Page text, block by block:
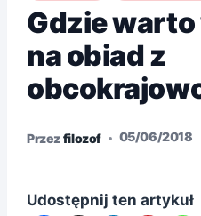
Gdzie
na obiad z
Przezfilozof 05/06/2018
Udostępnij ten artykuł